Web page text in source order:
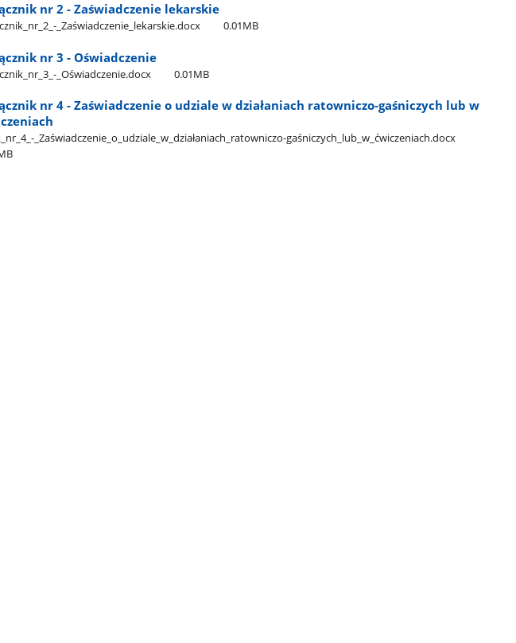
nr 2 - Zaświadczenie lekarskie
​_Zaświadczenie​_lekarskie.docx 0.01MB
nr 3 - Oświadczenie
​_Oświadczenie.docx 0.01MB
nr 4 - Zaświadczenie o udziale w działaniach ratowniczo-gaśniczych lub w
​_Zaświadczenie​_o​_udziale​_w​_działaniach​_ratowniczo-gaśniczych​_lub​_w​_ćwiczeniach.docx